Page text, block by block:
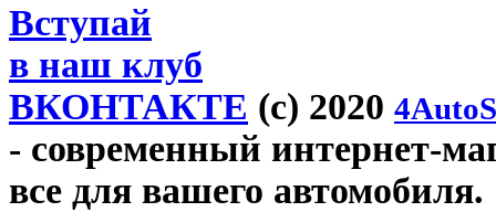
Вступай
в наш клуб
ВКОНТАКТЕ (c) 2020
- современный интернет-
все для вашего автомобиля.